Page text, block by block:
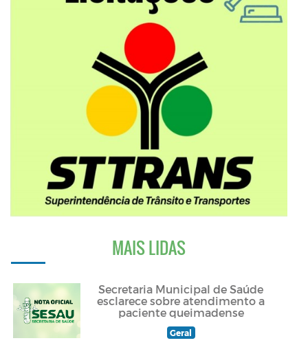
MAIS LIDAS
Secretaria Municipal de Saúde
esclarece sobre atendimento a
paciente queimadense
Geral